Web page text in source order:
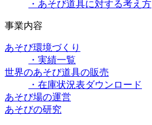
・あそび道具に対する考え方
事業内容
あそび環境づくり
・実績一覧
世界のあそび道具の販売
・在庫状況表ダウンロード
あそび場の運営
あそびの研究